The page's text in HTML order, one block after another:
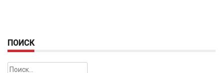
ПОИСК
Найти: